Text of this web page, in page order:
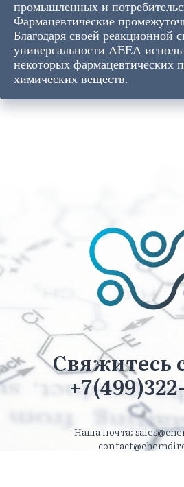
промышленных и
Фармацевтические
Благодаря своей реакционной
универсальности AEEA
некоторых фармацевтических
химических веществ.
Свяжитесь
Наша почта: